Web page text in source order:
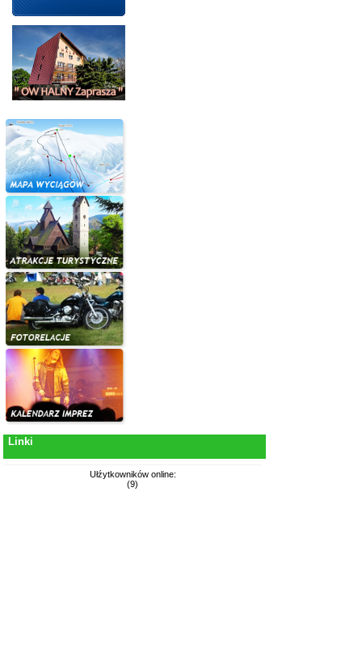
Linki
Ułźytkowników online:
(9)